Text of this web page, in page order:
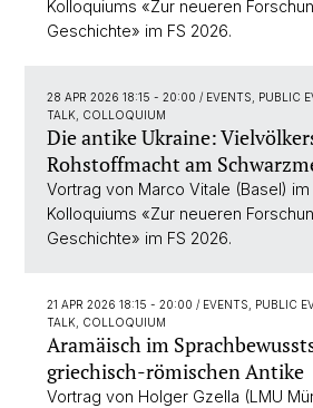
Kolloquiums «Zur neueren
Geschichte» im FS 2026.
28 APR 2026 18:15 - 20:00 / EVENTS, PUBLIC
TALK, COLLOQUIUM
Die antike Ukraine:
Rohstoffmacht am
Vortrag von Marco Vitale (Basel)
Kolloquiums «Zur neueren
Geschichte» im FS 2026.
21 APR 2026 18:15 - 20:00 / EVENTS, PUBLIC
TALK, COLLOQUIUM
Aramäisch im
griechisch-römischen Antike
Vortrag von Holger Gzella (LMU